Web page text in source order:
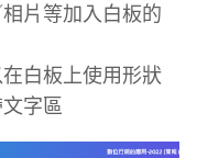
片等加入白板的
白板上使用形狀
字區